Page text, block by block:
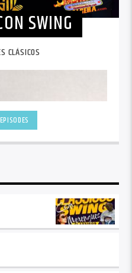
SWING
CLÁSICOS